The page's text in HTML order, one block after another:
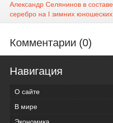
Александр Селянинов в
серебро на I зимних
Комментарии (0)
Навигация
О сайте
В мире
Экономика